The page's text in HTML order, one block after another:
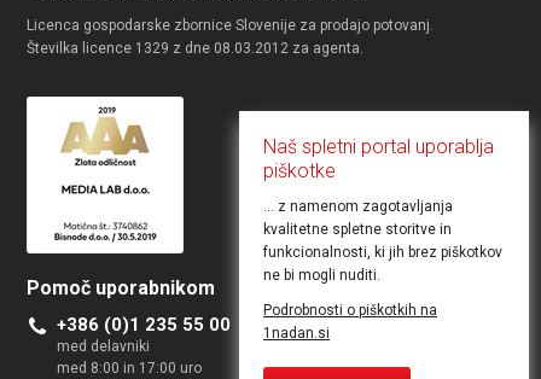
Licenca gospodarske zbornice Slovenije za prodajo potovanj.
Številka licence 1329 z dne 08.03.2012 za agenta.
Pomoč uporabnikom
+386 (0)1 235 55 00
med delavniki
med 8:00 in 17:00 uro
Želite objaviti ponudbo
Kontakt za poslovne uporabnike
Naš spletni portal uporablja
piškotke
... z namenom zagotavljanja
kvalitetne spletne storitve in
funkcionalnosti, ki jih brez piškotkov
ne bi mogli nuditi.
Podrobnosti o piškotkih na
1nadan.si